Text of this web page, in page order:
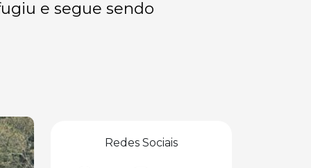
e segue sendo
Redes Sociais